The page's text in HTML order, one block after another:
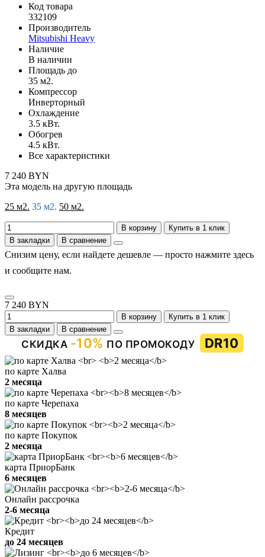
Код товара
332109
Производитель
Mitsubishi Heavy
Наличие
В наличии
Площадь до
35 м2.
Компрессор
Инверторный
Охлаждение
3.5 кВт.
Обогрев
4.5 кВт.
Все характеристики
7 240 BYN
Эта модель на другую площадь
25 м2. 35 м2. 50 м2.
В корзину
Купить в 1 клик
В закладки
В сравнение
Снизим цену, если найдете дешевле — просто нажмите здесь
и сообщите нам.
7 240 BYN
В корзину
Купить в 1 клик
В закладки
В сравнение
СКИДКА -10% ПО ПРОМОКОДУ DR10
по карте Халва
2 месяца
по карте Черепаха
8 месяцев
по карте Покупок
2 месяца
карта ПриорБанк
6 месяцев
Онлайн рассрочка
2-6 месяца
Кредит
до 24 месяцев